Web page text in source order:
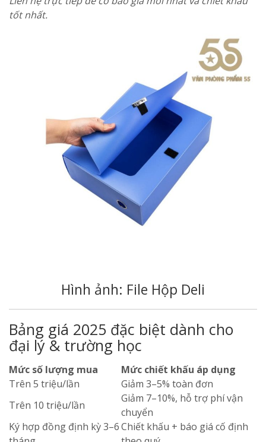
tốt nhất.
Hình ảnh: File Hộp Deli
Bảng giá 2025 đặc biệt dành cho
đại lý & trường học
Mức số lượng mua
Mức chiết khấu áp dụng
Trên 5 triệu/lần
Giảm 3–5% toàn đơn
Trên 10 triệu/lần
Giảm 7–10%, hỗ trợ phí vận
chuyển
Ký hợp đồng định kỳ 3–6Chiết khấu + báo giá cố định